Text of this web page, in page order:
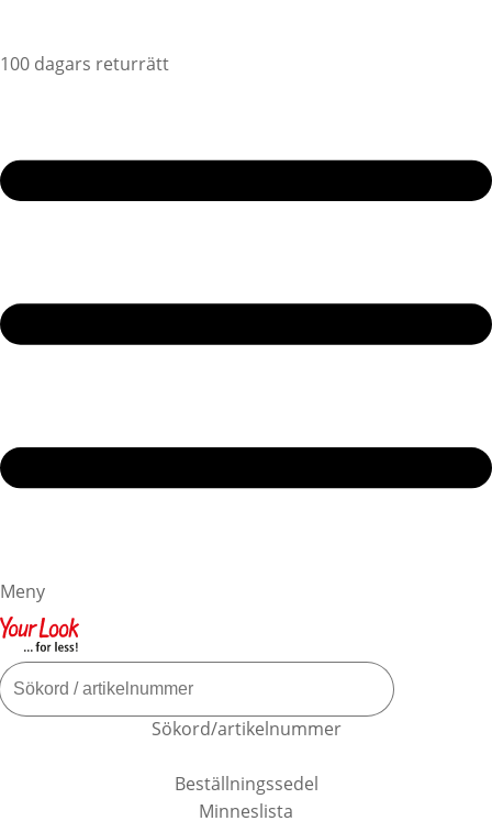
100 dagars returrätt
Meny
Sökord/artikelnummer
Beställningssedel
Minneslista